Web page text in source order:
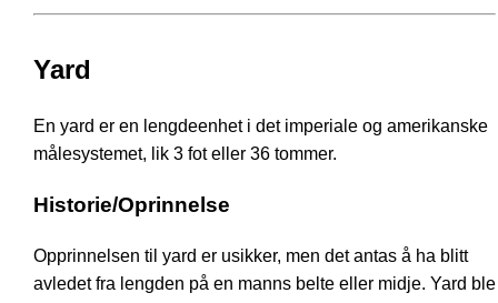
Yard
En yard er en lengdeenhet i det imperiale og amerikanske
målesystemet, lik 3 fot eller 36 tommer.
Historie/Oprinnelse
Opprinnelsen til yard er usikker, men det antas å ha blitt
avledet fra lengden på en manns belte eller midje. Yard ble